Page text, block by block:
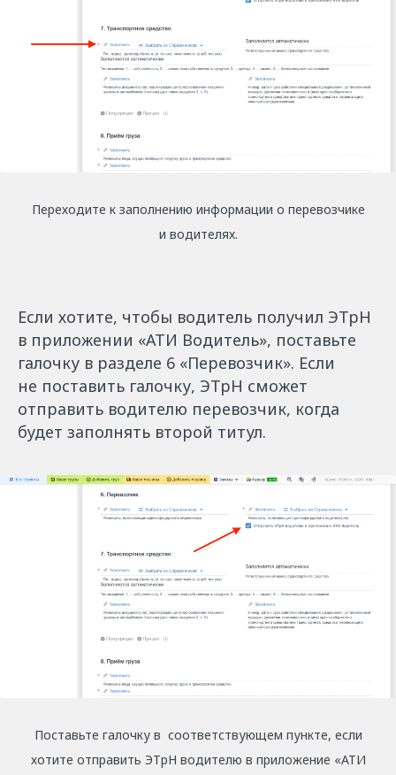
Переходите к заполнению информации о перевозчике
и водителях.
Если хотите, чтобы водитель получил ЭТрН
в приложении «АТИ Водитель», поставьте
галочку в разделе 6 «Перевозчик». Если
не поставить галочку, ЭТрН сможет
отправить водителю перевозчик, когда
будет заполнять второй титул.
Поставьте галочку в соответствующем пункте, если
хотите отправить ЭТрН водителю в приложение «АТИ